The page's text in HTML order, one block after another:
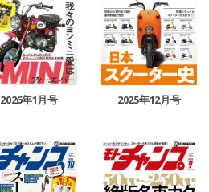
2026年1月号 2025年12月号